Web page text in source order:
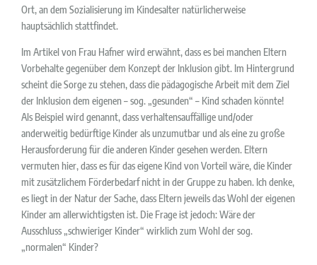
Ort, an dem Sozialisierung im Kindesalter natürlicherweise
hauptsächlich stattfindet.
Im Artikel von Frau Hafner wird erwähnt, dass es bei manchen Eltern
Vorbehalte gegenüber dem Konzept der Inklusion gibt. Im Hintergrund
scheint die Sorge zu stehen, dass die pädagogische Arbeit mit dem Ziel
der Inklusion dem eigenen – sog. „gesunden“ – Kind schaden könnte!
Als Beispiel wird genannt, dass verhaltensauffällige und/oder
anderweitig bedürftige Kinder als unzumutbar und als eine zu große
Herausforderung für die anderen Kinder gesehen werden. Eltern
vermuten hier, dass es für das eigene Kind von Vorteil wäre, die Kinder
mit zusätzlichem Förderbedarf nicht in der Gruppe zu haben. Ich denke,
es liegt in der Natur der Sache, dass Eltern jeweils das Wohl der eigenen
Kinder am allerwichtigsten ist. Die Frage ist jedoch: Wäre der
Ausschluss „schwieriger Kinder“ wirklich zum Wohl der sog.
„normalen“ Kinder?